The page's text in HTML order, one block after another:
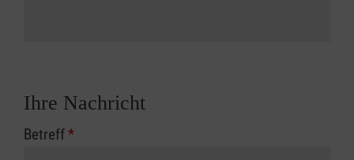
Ihre Nachricht
Betreff*